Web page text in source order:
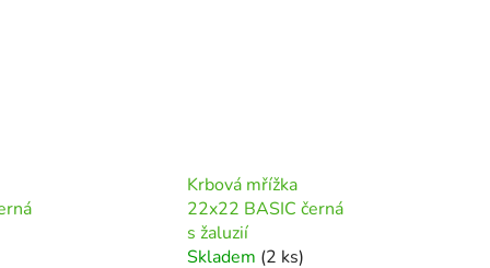
Krbová mřížka
22x22 BASIC černá
s žaluzií
Skladem (2 ks)